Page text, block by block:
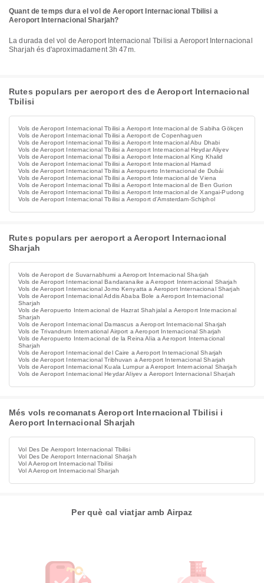
Quant de temps dura el vol de Aeroport Internacional Tbilisi a
Aeroport Internacional Sharjah?
La durada del vol de Aeroport Internacional Tbilisi a Aeroport Internacional
Sharjah és d'aproximadament 3h 47m.
Rutes populars per aeroport des de Aeroport Internacional
Tbilisi
Vols de Aeroport Internacional Tbilisi a Aeroport Internacional de Sabiha Gökçen
Vols de Aeroport Internacional Tbilisi a Aeroport de Copenhaguen
Vols de Aeroport Internacional Tbilisi a Aeroport Internacional Abu Dhabi
Vols de Aeroport Internacional Tbilisi a Aeroport Internacional Heydar Aliyev
Vols de Aeroport Internacional Tbilisi a Aeroport Internacional King Khalid
Vols de Aeroport Internacional Tbilisi a Aeroport Internacional Hamad
Vols de Aeroport Internacional Tbilisi a Aeropuerto Internacional de Dubái
Vols de Aeroport Internacional Tbilisi a Aeroport Internacional de Viena
Vols de Aeroport Internacional Tbilisi a Aeroport Internacional de Ben Gurion
Vols de Aeroport Internacional Tbilisi a Aeroport Internacional de Xangai-Pudong
Vols de Aeroport Internacional Tbilisi a Aeroport d'Amsterdam-Schiphol
Rutes populars per aeroport a Aeroport Internacional
Sharjah
Vols de Aeroport de Suvarnabhumi a Aeroport Internacional Sharjah
Vols de Aeroport Internacional Bandaranaike a Aeroport Internacional Sharjah
Vols de Aeroport Internacional Jomo Kenyatta a Aeroport Internacional Sharjah
Vols de Aeroport Internacional Addis Ababa Bole a Aeroport Internacional
Sharjah
Vols de Aeropuerto Internacional de Hazrat Shahjalal a Aeroport Internacional
Sharjah
Vols de Aeroport Internacional Damascus a Aeroport Internacional Sharjah
Vols de Trivandrum International Airport a Aeroport Internacional Sharjah
Vols de Aeropuerto Internacional de la Reina Alia a Aeroport Internacional
Sharjah
Vols de Aeroport Internacional del Caire a Aeroport Internacional Sharjah
Vols de Aeroport Internacional Tribhuvan a Aeroport Internacional Sharjah
Vols de Aeroport Internacional Kuala Lumpur a Aeroport Internacional Sharjah
Vols de Aeroport Internacional Heydar Aliyev a Aeroport Internacional Sharjah
Més vols recomanats Aeroport Internacional Tbilisi i
Aeroport Internacional Sharjah
Vol Des De Aeroport Internacional Tbilisi
Vol Des De Aeroport Internacional Sharjah
Vol A Aeroport Internacional Tbilisi
Vol A Aeroport Internacional Sharjah
Per què cal viatjar amb Airpaz